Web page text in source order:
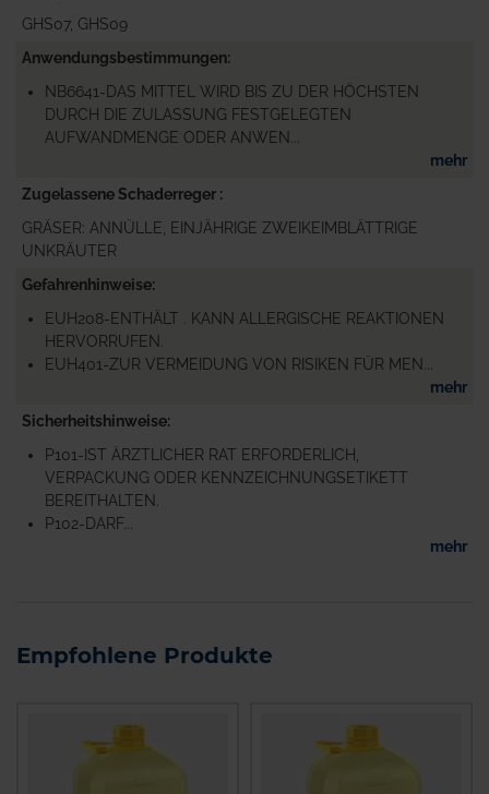
GHS07, GHS09
Anwendungsbestimmungen
NB6641-DAS MITTEL WIRD BIS ZU DER HÖCHSTEN
DURCH DIE ZULASSUNG FESTGELEGTEN
AUFWANDMENGE ODER ANWEN...
mehr
Zugelassene Schaderreger
GRÄSER: ANNÜLLE, EINJÄHRIGE ZWEIKEIMBLÄTTRIGE
UNKRÄUTER
Gefahrenhinweise
EUH208-ENTHÄLT . KANN ALLERGISCHE REAKTIONEN
HERVORRUFEN.
EUH401-ZUR VERMEIDUNG VON RISIKEN FÜR MEN...
mehr
Sicherheitshinweise
P101-IST ÄRZTLICHER RAT ERFORDERLICH,
VERPACKUNG ODER KENNZEICHNUNGSETIKETT
BEREITHALTEN.
P102-DARF...
mehr
Empfohlene Produkte